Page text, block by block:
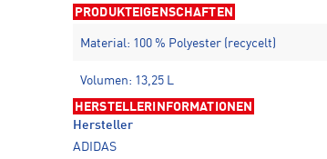
PRODUKTEIGENSCHAFTEN
Material: 100 % Polyester (recycelt)
Volumen: 13,25 L
HERSTELLERINFORMATIONEN
Hersteller
ADIDAS